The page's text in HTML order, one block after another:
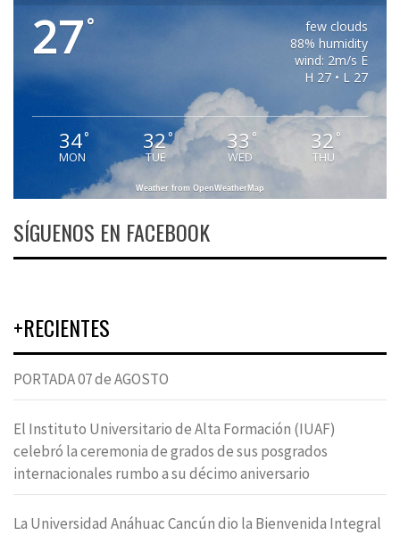
27°
few clouds
88% humidity
wind: 2m/s E
H 27 • L 27
34°
MON
32°
TUE
33 °
WED
32 °
THU
Weather from OpenWeatherMap
SÍGUENOS EN FACEBOOK
+RECIENTES
PORTADA 07 de AGOSTO
El Instituto Universitario de Alta Formación (IUAF)
celebró la ceremonia de grados de sus posgrados
internacionales rumbo a su décimo aniversario
La Universidad Anáhuac Cancún dio la Bienvenida Integral